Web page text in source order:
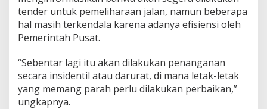
tender untuk pemeliharaan jalan, namun beberapa
hal masih terkendala karena adanya efisiensi oleh
Pemerintah Pusat.
“Sebentar lagi itu akan dilakukan penanganan
secara insidentil atau darurat, di mana letak-letak
yang memang parah perlu dilakukan perbaikan,”
ungkapnya.